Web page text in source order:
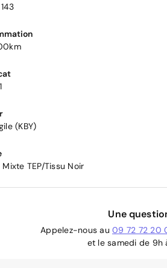
(KBY)
Mixte TEP/Tissu Noir
Une
Appelez-nous au 09 72 72 20
et le samedi de 9h